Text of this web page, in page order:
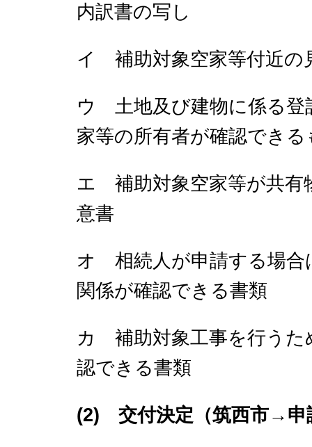
内訳書の写し
イ 補助対象空家等付近の
ウ 土地及び建物に係る登
家等の所有者が確認できる
エ 補助対象空家等が共有
意書
オ 相続人が申請する場合
関係が確認できる書類
カ 補助対象工事を行うた
認できる書類
(2) 交付決定（筑西市→申